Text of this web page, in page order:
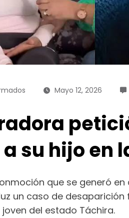
Mayo 12, 2026
su hijo en
que se generó
un caso de
del estado Táchira.